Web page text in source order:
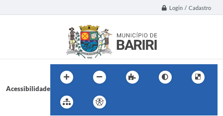
Login / Cadastro
Acessibilidade